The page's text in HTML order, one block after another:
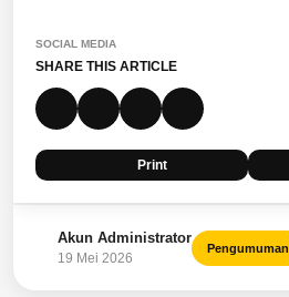
SOCIAL MEDIA
SHARE THIS ARTICLE
Print
Akun Administrator
19 Mei 2026
Pengumuman